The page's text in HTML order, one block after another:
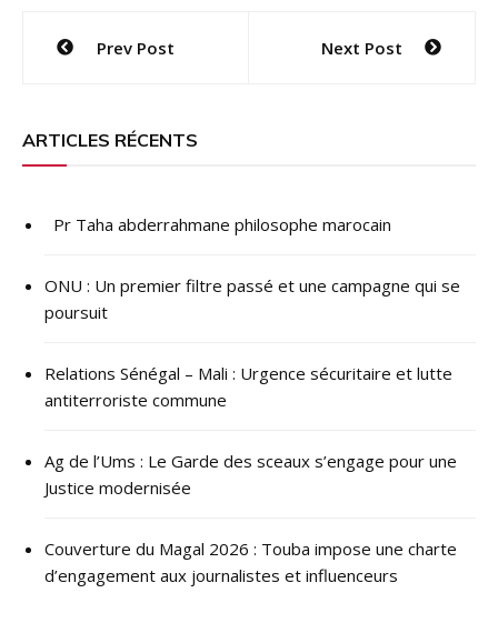
Navigation
l’article
Prev Post Next Post
ARTICLES RÉCENTS
Pr Taha abderrahmane philosophe marocain
ONU : ​Un premier filtre passé et une campagne qui se
poursuit
Relations Sénégal – Mali : Urgence sécuritaire et lutte
antiterroriste commune
Ag de l’Ums : Le Garde des sceaux s’engage pour une
Justice modernisée
Couverture du Magal 2026 : Touba impose une charte
d’engagement aux journalistes et influenceurs